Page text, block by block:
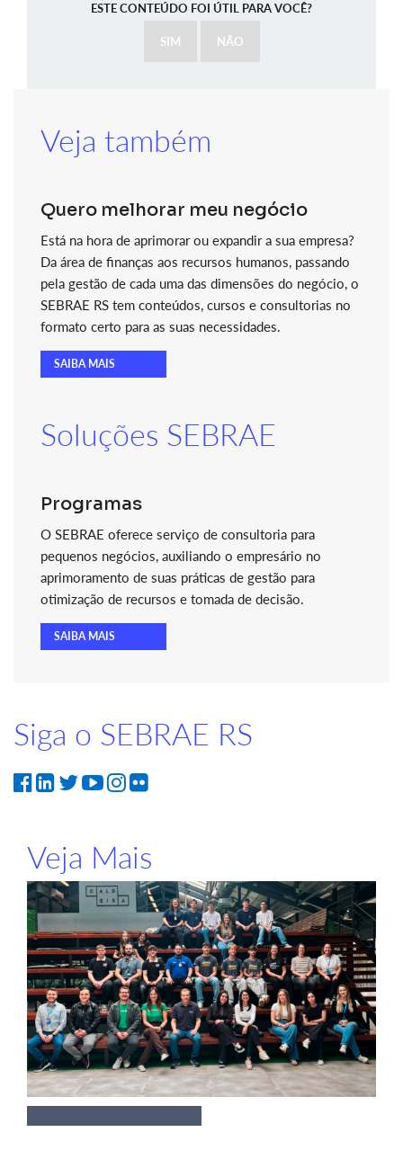
ESTE CONTEÚDO FOI ÚTIL PARA VOCÊ?
SIM NÃO
Veja também
Quero melhorar meu negócio
Está na hora de aprimorar ou expandir a sua empresa?
Da área de finanças aos recursos humanos, passando
pela gestão de cada uma das dimensões do negócio, o
SEBRAE RS tem conteúdos, cursos e consultorias no
formato certo para as suas necessidades.
SAIBA MAIS
Soluções SEBRAE
Programas
O SEBRAE oferece serviço de consultoria para
pequenos negócios, auxiliando o empresário no
aprimoramento de suas práticas de gestão para
otimização de recursos e tomada de decisão.
SAIBA MAIS
Siga o SEBRAE RS
Veja Mais